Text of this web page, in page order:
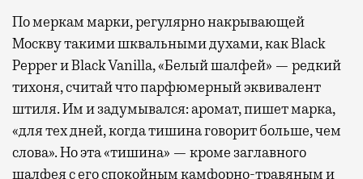
По меркам марки, регулярно накрывающей
Москву такими шквальными духами, как Black
Pepper и Black Vanilla, «Белый шалфей» — редкий
тихоня, считай что парфюмерный эквивалент
штиля. Им и задумывался: аромат, пишет марка,
«для тех дней, когда тишина говорит больше, чем
слова». Но эта «тишина» — кроме заглавного
шалфея с его cпокойным камфорно-травяным и